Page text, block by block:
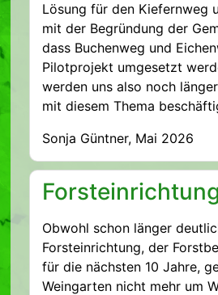
Lösung für den Kiefernweg
mit der Begründung der
dass Buchenweg und
Pilotprojekt umgesetzt
werden uns also noch
mit diesem Thema
Sonja Güntner, Mai 2026
Obwohl schon länger
Forsteinrichtung, der
für die nächsten 10 Jahre,
Weingarten nicht mehr um